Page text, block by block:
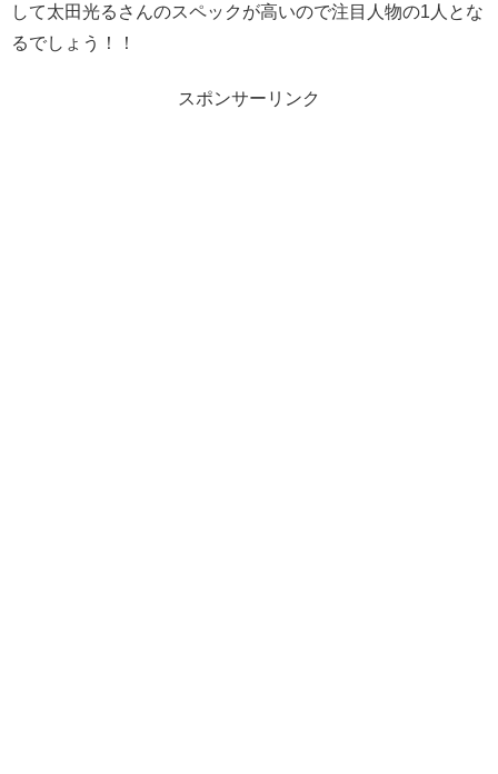
して太田光るさんのスペックが高いので注目人物の1人とな
るでしょう！！
スポンサーリンク